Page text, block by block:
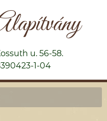
u. 56-58.
1-04